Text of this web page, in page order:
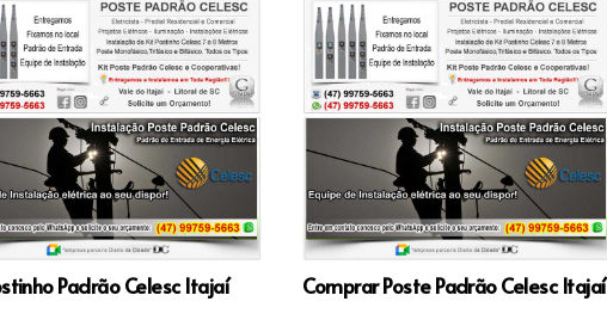
Padrão Celesc Itajaí Comprar Poste Padrão Celesc Itajaí